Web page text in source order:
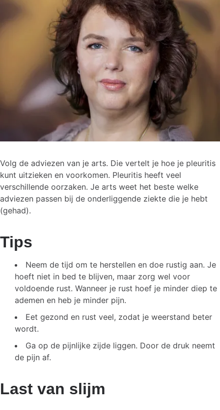
Volg de adviezen van je arts. Die vertelt je hoe je pleuritis
kunt uitzieken en voorkomen. Pleuritis heeft veel
verschillende oorzaken. Je arts weet het beste welke
adviezen passen bij de onderliggende ziekte die je hebt
(gehad).
Tips
Neem de tijd om te herstellen en doe rustig aan. Je
hoeft niet in bed te blijven, maar zorg wel voor
voldoende rust. Wanneer je rust hoef je minder diep te
ademen en heb je minder pijn.
Eet gezond en rust veel, zodat je weerstand beter
wordt.
Ga op de pijnlijke zijde liggen. Door de druk neemt
de pijn af.
Last van slijm